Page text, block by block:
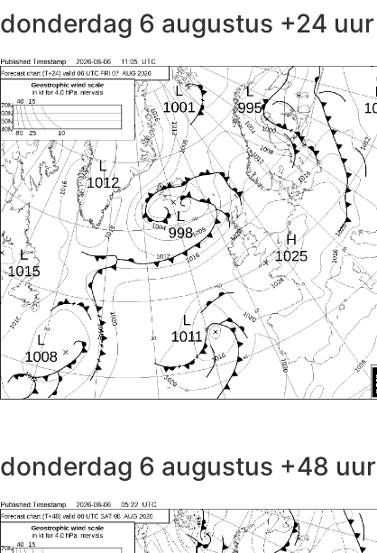
donderdag 6 augustus +24 uur
donderdag 6 augustus +48 uur